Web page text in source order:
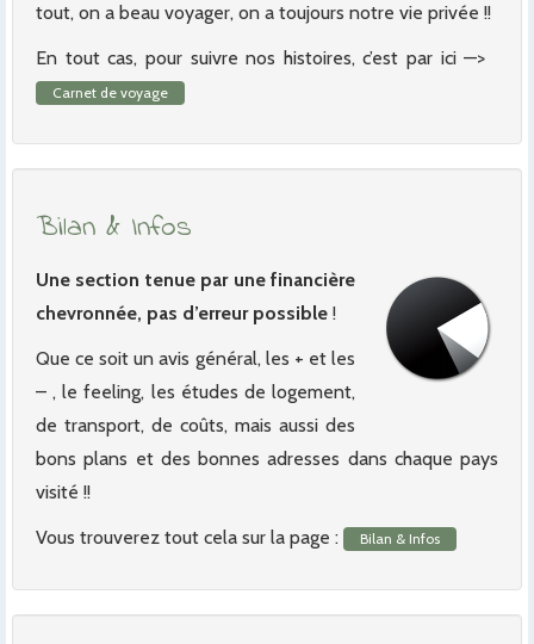
tout, on a beau voyager, on a toujours notre vie privée !!
En tout cas, pour suivre nos histoires, c’est par ici —>
Carnet de voyage
Bilan & Infos
Une section tenue par une financière
chevronnée, pas d’erreur possible !
Que ce soit un avis général, les + et les
– , le feeling, les études de logement,
de transport, de coûts, mais aussi des
bons plans et des bonnes adresses dans chaque pays
visité !!
Vous trouverez tout cela sur la page :
Bilan & Infos